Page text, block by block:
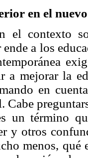
en el
el contexto
a los
a mejorar la
en
Cabe
un término
y otros
menos, qué